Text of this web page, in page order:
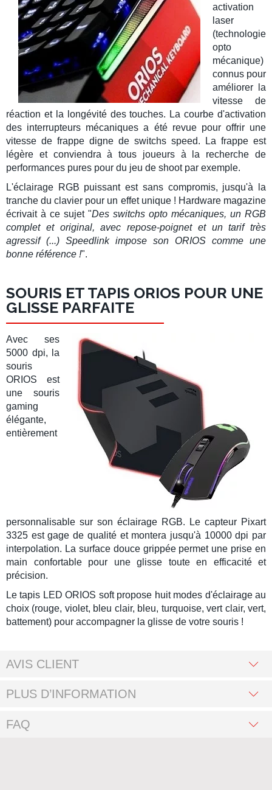
activation
laser
(technologie
opto
mécanique)
connus pour
améliorer la
vitesse de
réaction et la longévité des touches. La courbe d'activation
des interrupteurs mécaniques a été revue pour offrir une
vitesse de frappe digne de switchs speed. La frappe est
légère et conviendra à tous joueurs à la recherche de
performances pures pour du jeu de shoot par exemple.
L'éclairage RGB puissant est sans compromis, jusqu'à la
tranche du clavier pour un effet unique ! Hardware magazine
écrivait à ce sujet "Des switchs opto mécaniques, un RGB
complet et original, avec repose-poignet et un tarif très
agressif (...) Speedlink impose son ORIOS comme une
bonne référence !".
SOURIS ET TAPIS ORIOS POUR UNE
GLISSE PARFAITE
Avec ses
5000 dpi, la
souris
ORIOS est
une souris
gaming
élégante,
entièrement
personnalisable sur son éclairage RGB. Le capteur Pixart
3325 est gage de qualité et montera jusqu'à 10000 dpi par
interpolation. La surface douce grippée permet une prise en
main confortable pour une glisse toute en efficacité et
précision.
Le tapis LED ORIOS soft propose huit modes d'éclairage au
choix (rouge, violet, bleu clair, bleu, turquoise, vert clair, vert,
battement) pour accompagner la glisse de votre souris !
AVIS CLIENT
PLUS D’INFORMATION
FAQ